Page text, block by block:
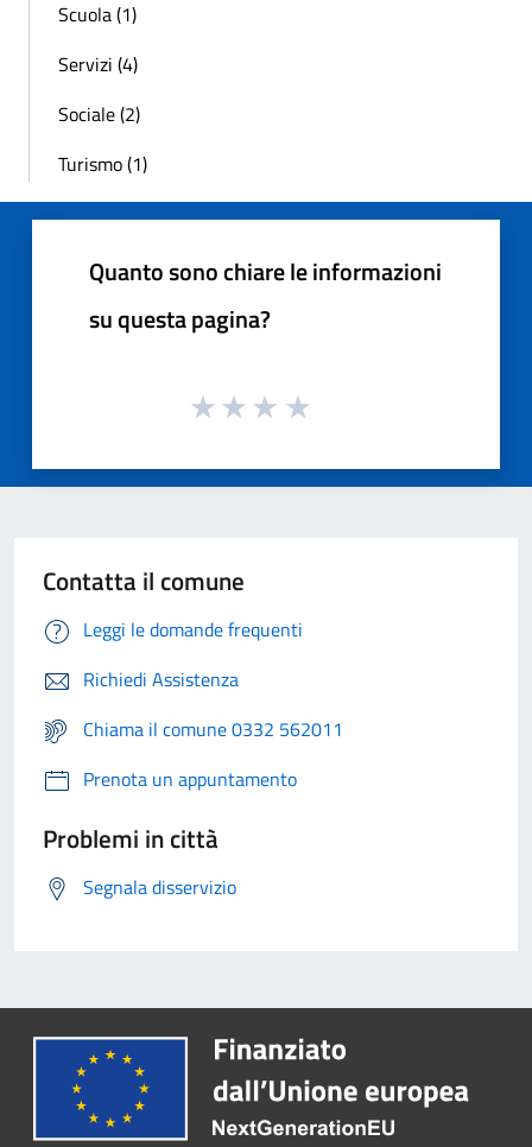
Scuola (1)
Servizi (4)
Sociale (2)
Turismo (1)
Quanto sono chiare le informazioni
su questa pagina?
Contatta il comune
Leggi le domande frequenti
Richiedi Assistenza
Chiama il comune 0332 562011
Prenota un appuntamento
Problemi in città
Segnala disservizio